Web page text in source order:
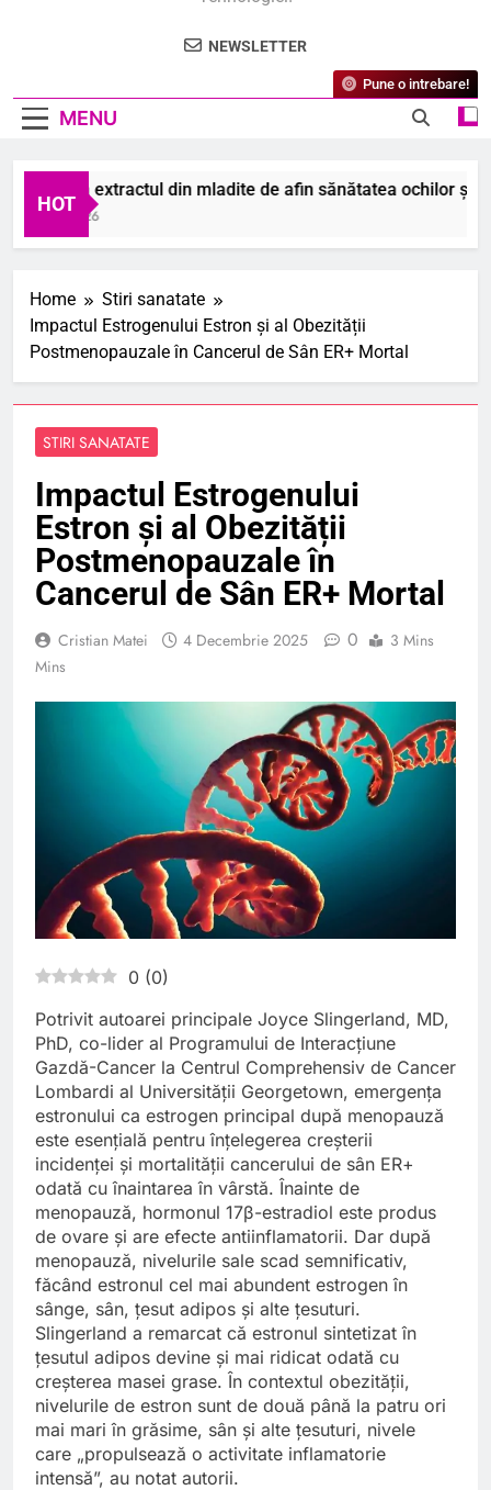
NEWSLETTER
MENU
Pune o intrebare!
HOT
ajută extractul din mladite de afin sănătatea ochilor și
2026
Home
Stiri sanatate
Impactul Estrogenului Estron și al Obezității
Postmenopauzale în Cancerul de Sân ER+ Mortal
STIRI SANATATE
Impactul Estrogenului
Estron și al Obezității
Postmenopauzale în
Cancerul de Sân ER+ Mortal
Cristian Matei 4 Decembrie 2025 0
3 Mins
Mins
0 (0)
Potrivit autoarei principale Joyce Slingerland, MD,
PhD, co-lider al Programului de Interacțiune
Gazdă-Cancer la Centrul Comprehensiv de Cancer
Lombardi al Universității Georgetown, emergența
estronului ca estrogen principal după menopauză
este esențială pentru înțelegerea creșterii
incidenței și mortalității cancerului de sân ER+
odată cu înaintarea în vârstă. Înainte de
menopauză, hormonul 17β-estradiol este produs
de ovare și are efecte antiinflamatorii. Dar după
menopauză, nivelurile sale scad semnificativ,
făcând estronul cel mai abundent estrogen în
sânge, sân, țesut adipos și alte țesuturi.
Slingerland a remarcat că estronul sintetizat în
țesutul adipos devine și mai ridicat odată cu
creșterea masei grase. În contextul obezității,
nivelurile de estron sunt de două până la patru ori
mai mari în grăsime, sân și alte țesuturi, nivele
care „propulsează o activitate inflamatorie
intensă”, au notat autorii.